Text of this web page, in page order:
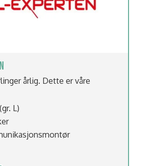
årlig. Dette er våre
L)